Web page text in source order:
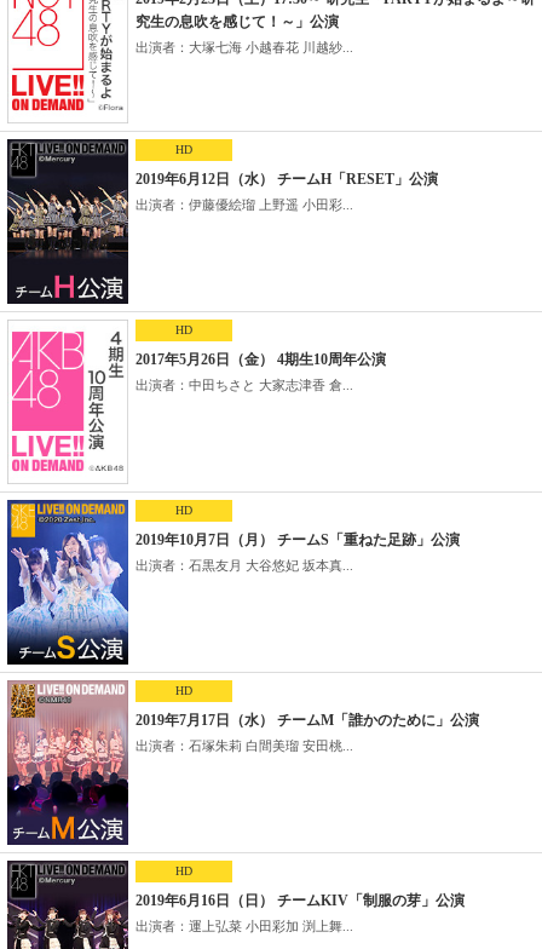
究生の息吹を感じて！～」公演
出演者：大塚七海 小越春花 川越紗...
HD
2019年6月12日（水） チームH「RESET」公演
出演者：伊藤優絵瑠 上野遥 小田彩...
HD
2017年5月26日（金） 4期生10周年公演
出演者：中田ちさと 大家志津香 倉...
HD
2019年10月7日（月） チームS「重ねた足跡」公演
出演者：石黒友月 大谷悠妃 坂本真...
HD
2019年7月17日（水） チームM「誰かのために」公演
出演者：石塚朱莉 白間美瑠 安田桃...
HD
2019年6月16日（日） チームKIV「制服の芽」公演
出演者：運上弘菜 小田彩加 渕上舞...